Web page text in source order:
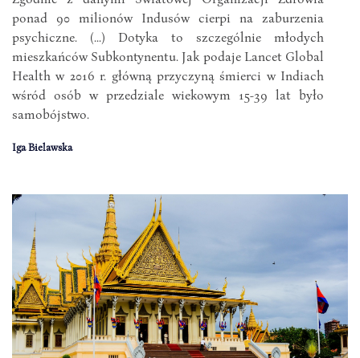
ponad 90 milionów Indusów cierpi na zaburzenia
psychiczne. (...) Dotyka to szczególnie młodych
mieszkańców Subkontynentu. Jak podaje Lancet Global
Health w 2016 r. główną przyczyną śmierci w Indiach
wśród osób w przedziale wiekowym 15-39 lat było
samobójstwo.
Iga Bielawska